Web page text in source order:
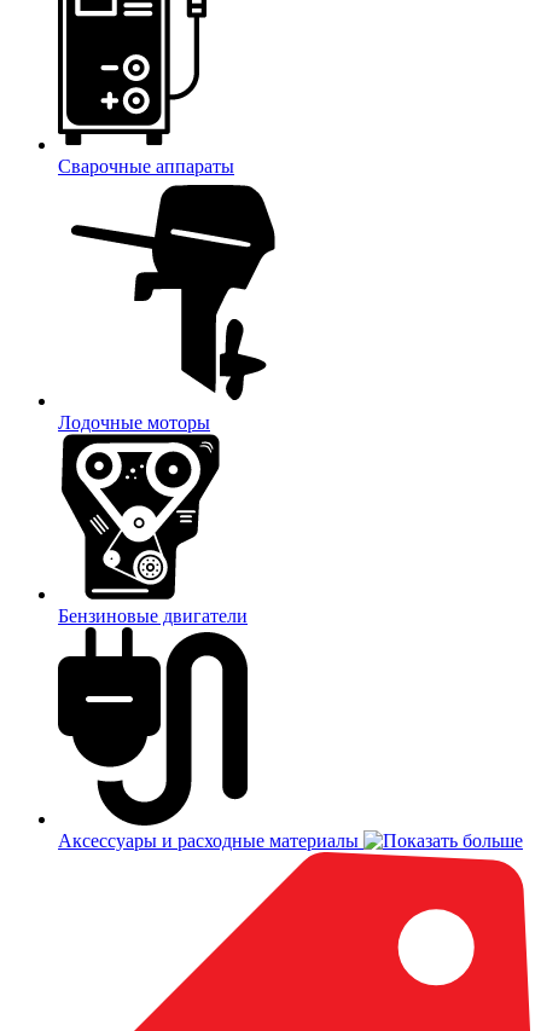
Сварочные аппараты
Лодочные моторы
Бензиновые двигатели
Аксессуары и расходные материалы